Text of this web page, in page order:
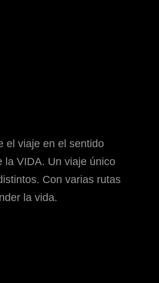
el viaje en el sentido
la VIDA. Un viaje único
Con varias rutas
la vida.